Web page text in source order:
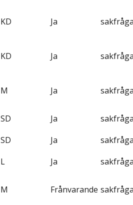
KD Ja
KD Ja
M Ja
SD Ja
SD Ja
L Ja
M Frånvarande